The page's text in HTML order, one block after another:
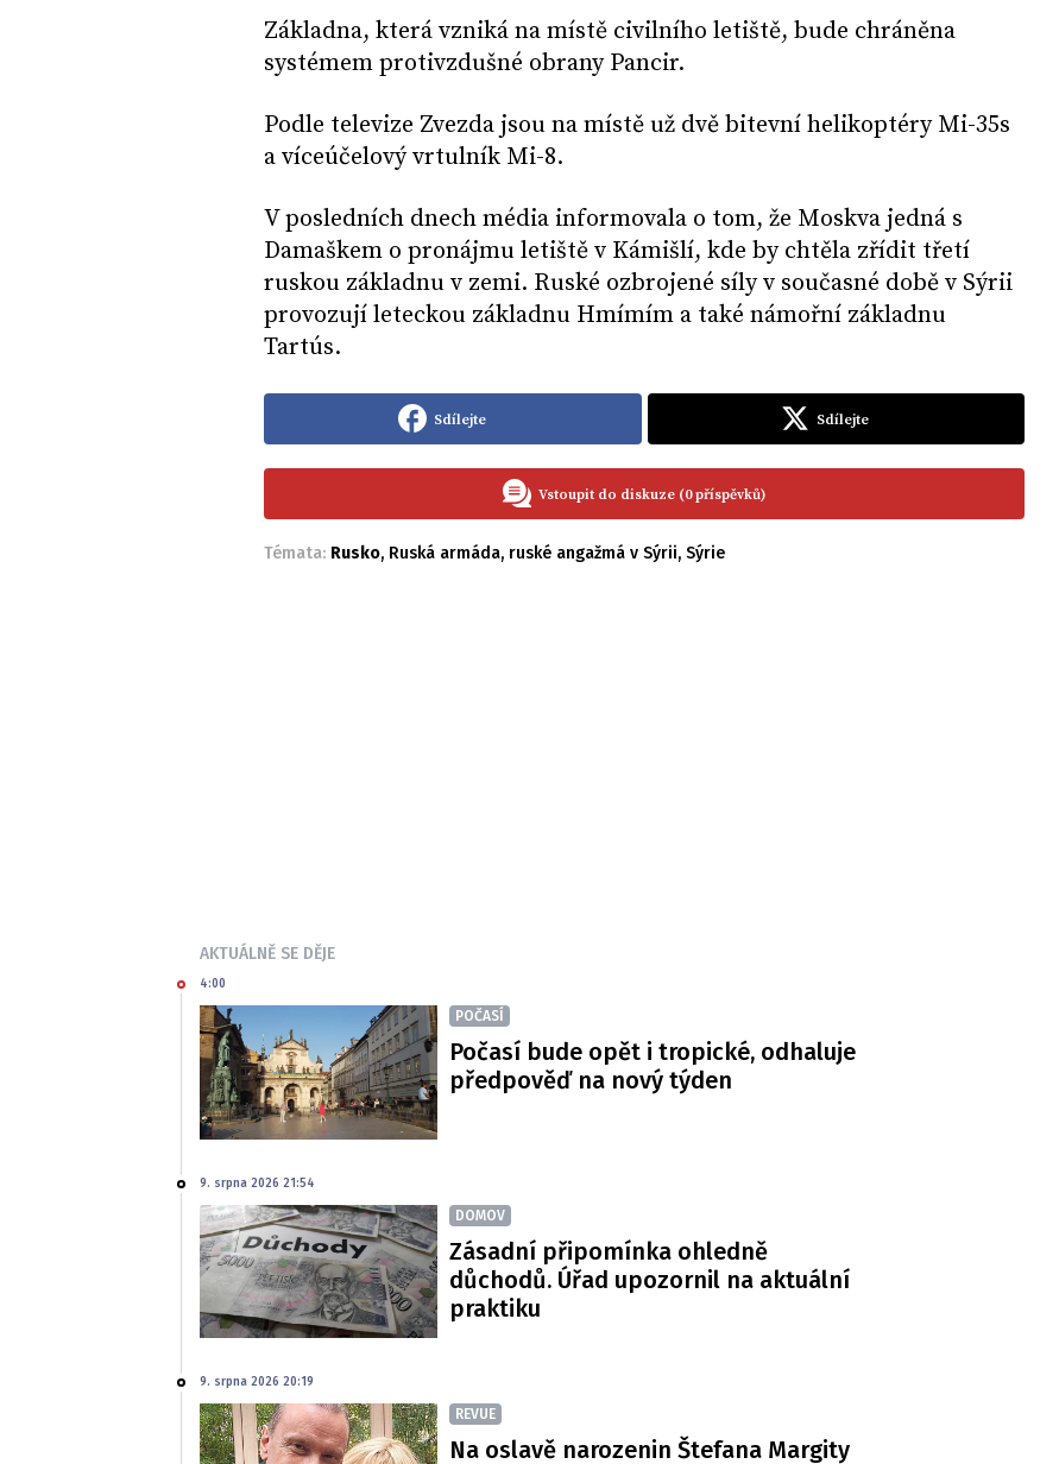
Základna, která vzniká na místě civilního letiště, bude chráněna
systémem protivzdušné obrany Pancir.
Podle televize Zvezda jsou na místě už dvě bitevní helikoptéry Mi-35s
a víceúčelový vrtulník Mi-8.
V posledních dnech média informovala o tom, že Moskva jedná s
Damaškem o pronájmu letiště v Kámišlí, kde by chtěla zřídit třetí
ruskou základnu v zemi. Ruské ozbrojené síly v současné době v Sýrii
provozují leteckou základnu Hmímím a také námořní základnu
Tartús.
Sdílejte Sdílejte
Vstoupit do diskuze (0 příspěvků)
Témata: Rusko, Ruská armáda, ruské angažmá v Sýrii, Sýrie
AKTUÁLNĚ SE DĚJE
4:00
POČASÍ
Počasí bude opět i tropické, odhaluje
předpověď na nový týden
9. srpna 2026 21:54
DOMOV
Zásadní připomínka ohledně
důchodů. Úřad upozornil na aktuální
praktiku
9. srpna 2026 20:19
REVUE
Na oslavě narozenin Štefana Margity